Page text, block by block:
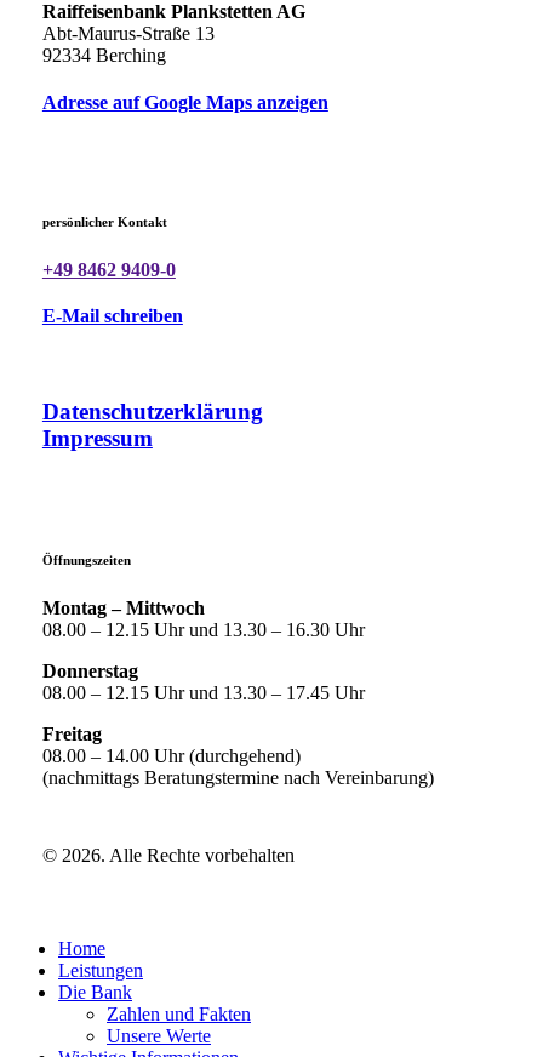
Raiffeisenbank Plankstetten AG
Abt-Maurus-Straße 13
92334 Berching
Adresse auf Google Maps anzeigen
persönlicher Kontakt
+49 8462 9409-0
E-Mail schreiben
Datenschutzerklärung
Impressum
Öffnungszeiten
Montag – Mittwoch
08.00 – 12.15 Uhr und 13.30 – 16.30 Uhr
Donnerstag
08.00 – 12.15 Uhr und 13.30 – 17.45 Uhr
Freitag
08.00 – 14.00 Uhr (durchgehend)
(nachmittags Beratungstermine nach Vereinbarung)
© 2026. Alle Rechte vorbehalten
Close
Menu
Home
Leistungen
Die Bank
Zahlen und Fakten
Unsere Werte